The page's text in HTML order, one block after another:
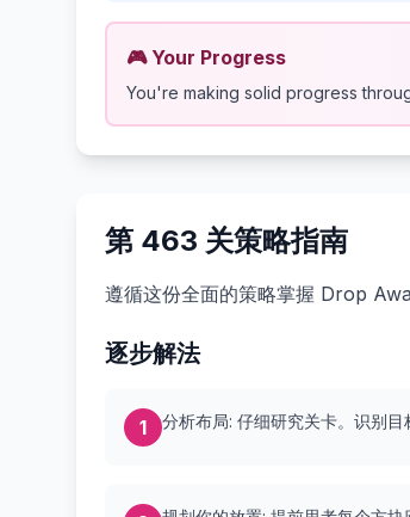
🎮 Your Progress
You're making solid progress
第 463 关策略指南
遵循这份全面的策略掌握 Drop
逐步解法
1 分析布局: 仔细研究关卡。识别目